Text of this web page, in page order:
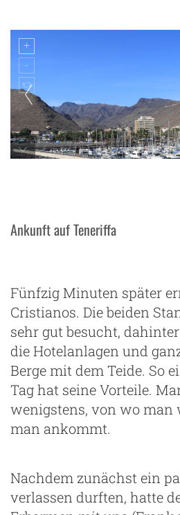
Ankunft auf Teneriffa
Fünfzig Minuten später
Cristianos. Die beiden
sehr gut besucht,
die Hotelanlagen und
Berge mit dem Teide. So
Tag hat seine Vorteile.
wenigstens, von wo man
man ankommt.
Nachdem zunächst ein
verlassen durften, hatte